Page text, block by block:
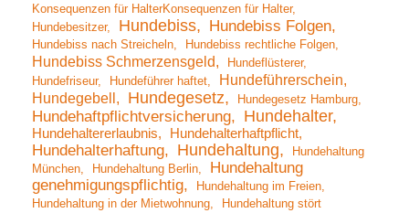
Konsequenzen für HalterKonsequenzen für Halter
Hundebesitzer
Hundebiss Hundebiss Folgen
Hundebiss nach Streicheln Hundebiss rechtliche Folgen
Hundebiss Schmerzensgeld
Hundeflüsterer
Hundefriseur
Hundeführer haftet
Hundeführerschein
Hundegebell
Hundegesetz Hundegesetz Hamburg
Hundehaftpflichtversicherung Hundehalter
Hundehaltererlaubnis Hundehalterhaftpflicht
Hundehalterhaftung Hundehaltung
Hundehaltung
München
Hundehaltung Berlin
Hundehaltung
genehmigungspflichtig
Hundehaltung im Freien
Hundehaltung in der Mietwohnung
Hundehaltung stört